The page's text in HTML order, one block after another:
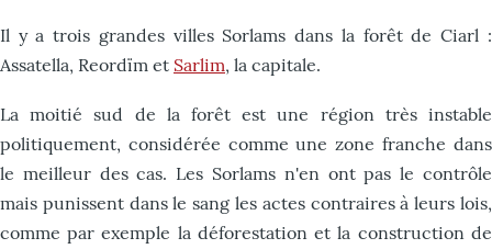
Il y a trois grandes villes Sorlams dans la forêt de Ciarl :
Assatella, Reordïm et Sarlim, la capitale.
La moitié sud de la forêt est une région très instable
politiquement, considérée comme une zone franche dans
le meilleur des cas. Les Sorlams n'en ont pas le contrôle
mais punissent dans le sang les actes contraires à leurs lois,
comme par exemple la déforestation et la construction de